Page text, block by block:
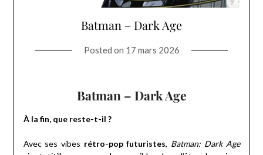
Batman – Dark Age
Posted on 17 mars 2026
Batman – Dark Age
À la fin, que reste-t-il ?
Avec ses vibes rétro-pop futuristes, Batman: Dark Age